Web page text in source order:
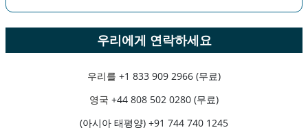
우리에게 연락하세요
우리를 +1 833 909 2966 (무료)
영국 +44 808 502 0280 (무료)
(아시아 태평양) +91 744 740 1245